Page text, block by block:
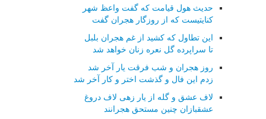
حدیث هول قیامت که گفت واعظ شهر
کنایتیست که از روزگار هجران گفت
این تطاول که کشید از غم هجران بلبل
تا سراپرده گل نعره زنان خواهد شد
روز هجران و شب فرقت یار آخر شد
زدم این فال و گذشت اختر و کار آخر شد
لاف عشق و گله از یار زهی لاف دروغ
عشقبازان چنین مستحق هجرانند